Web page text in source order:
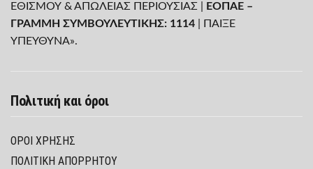
ΕΘΙΣΜΟΥ & ΑΠΩΛΕΙΑΣ ΠΕΡΙΟΥΣΙΑΣ |
ΕΟΠΑΕ –
ΓΡΑΜΜΗ ΣΥΜΒΟΥΛΕΥΤΙΚΗΣ: 1114 | ΠΑΙΞΕ
ΥΠΕΥΘΥΝΑ».
Πολιτική και όροι
ΌΡΟΙ ΧΡΉΣΗΣ
ΠΟΛΙΤΙΚΉ ΑΠΟΡΡΉΤΟΥ